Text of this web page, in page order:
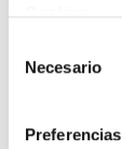
Necesario
Preferencias